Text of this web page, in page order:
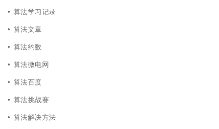
算法学习记录
算法文章
算法约数
算法微电网
算法百度
算法挑战赛
算法解决方法